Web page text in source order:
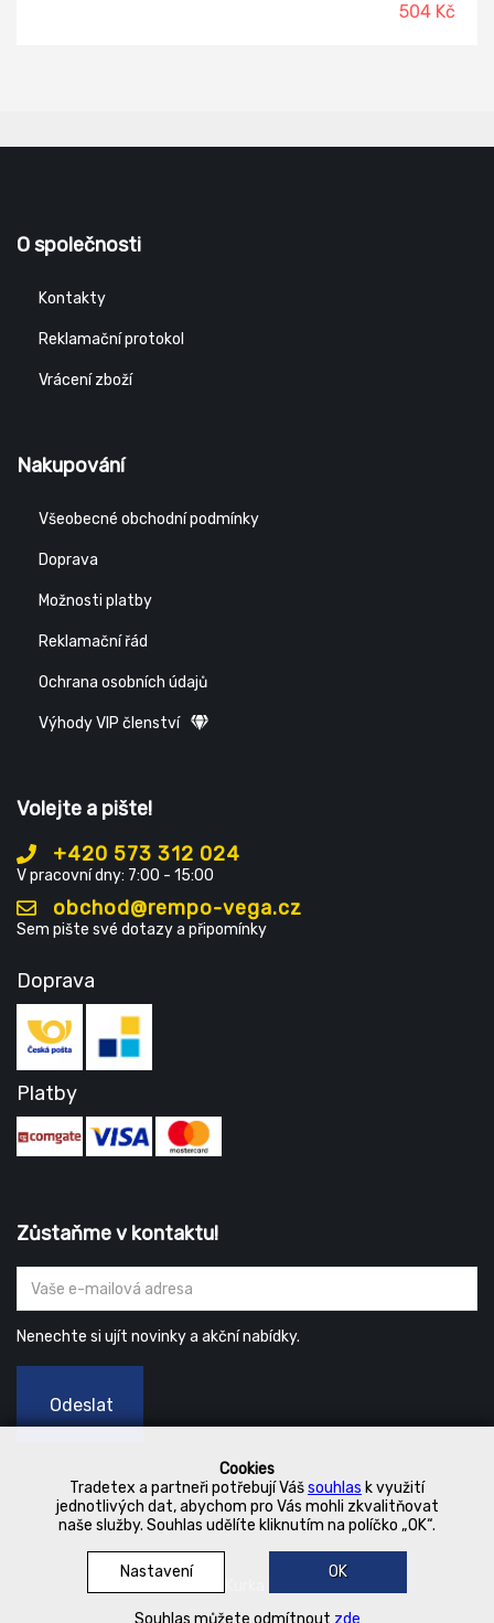
Cookies
Tradetex a partneři potřebují Vášsouhlas k využití
jednotlivých dat, abychom pro Vás mohli zkvalitňovat
naše služby. Souhlas udělíte kliknutím na políčko „OK“.
Nastavení OK
Souhlas můžete odmítnout zde
504 Kč
O společnosti
Kontakty
Reklamační protokol
Vrácení zboží
Nakupování
Všeobecné obchodní podmínky
Doprava
Možnosti platby
Reklamační řád
Ochrana osobních údajů
Výhody VIP členství
Volejte a pište!
+420 573 312 024
V pracovní dny: 7:00 - 15:00
obchod@rempo-vega.cz
Sem pište své dotazy a připomínky
Doprava
Platby
Zůstaňme v kontaktu!
Nenechte si ujít novinky a akční nabídky.
Odeslat